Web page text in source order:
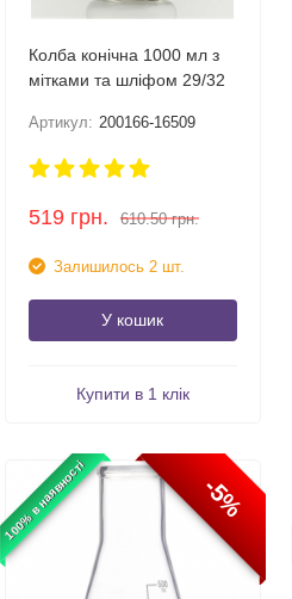
Колба конічна 1000 мл з
мітками та шліфом 29/32
Артикул: 200166-16509
519 грн. 610.50 грн.
Залишилось 2 шт.
У кошик
Купити в 1 клік
100% в наявності -5%